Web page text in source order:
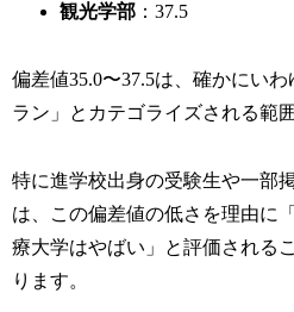
観光学部 ：37.5
偏差値35.0〜37.5は、確かにいわ
ラン」とカテゴライズされる範囲
特に進学校出身の受験生や一部
は、この偏差値の低さを理由に
療大学はやばい」と評価される
ります。